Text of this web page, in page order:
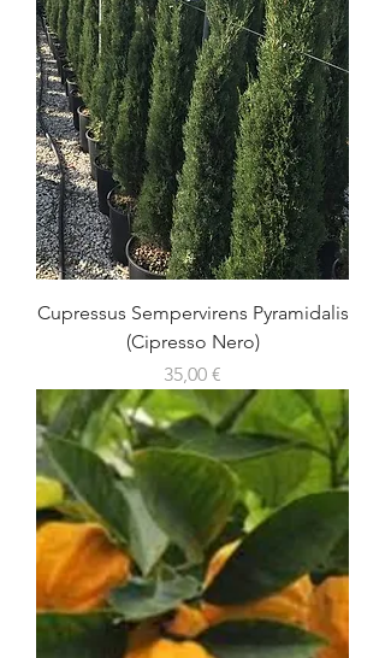
Cupressus Sempervirens Pyramidalis
(Cipresso Nero)
Prezzo
35,00 €